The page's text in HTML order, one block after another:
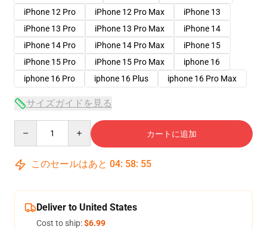
iPhone 12 Pro
iPhone 12 Pro Max
iPhone 13
iPhone 13 Pro
iPhone 13 Pro Max
iPhone 14
iPhone 14 Pro
iPhone 14 Pro Max
iPhone 15
iPhone 15 Pro
iPhone 15 Pro Max
iphone 16
iphone 16 Pro
iphone 16 Plus iphone 16 Pro Max
サイズガイドを見る
カートに追加
このセールはあと 04: 58: 54
Deliver to United States
Cost to ship:$6.99